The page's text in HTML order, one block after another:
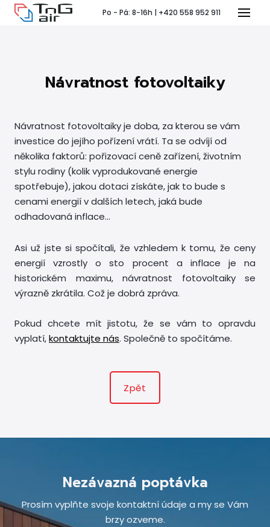
Menu
Po - Pá: 8-16h | +420 558 952 911
Návratnost fotovoltaiky
Návratnost fotovoltaiky je doba, za kterou se vám
investice do jejího pořízení vrátí. Ta se odvíjí od
několika faktorů: pořizovací ceně zařízení, životním
stylu rodiny (kolik vyprodukované energie
spotřebuje), jakou dotaci získáte, jak to bude s
cenami energií v dalších letech, jaká bude
odhadovaná inflace…
Asi už jste si spočítali, že vzhledem k tomu, že ceny
energií vzrostly o sto procent a inflace je na
historickém maximu, návratnost fotovoltaiky se
výrazně zkrátila. Což je dobrá zpráva.
Pokud chcete mít jistotu, že se vám to opravdu
vyplatí,kontaktujte nás. Společně to spočítáme.
Zpět
Nezávazná poptávka
Prosím vyplňte svoje kontaktní údaje a my se Vám
brzy ozveme.